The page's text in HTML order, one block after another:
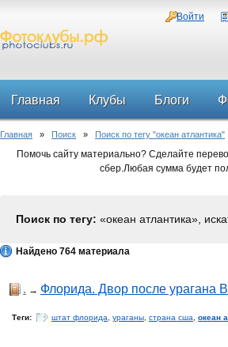
Войти
Главная Клубы Блоги
Форум
Главная » Поиск » Поиск по тегу "океан атлантика"
Помочь сайту материально? Сделайте
сбер.Любая сумма будет
Поиск по тегу: «океан атлантика»,
Найдено 764 материала
. → Флорида. Двор после урагана
Теги: штат флорида ураганы страна сша океан